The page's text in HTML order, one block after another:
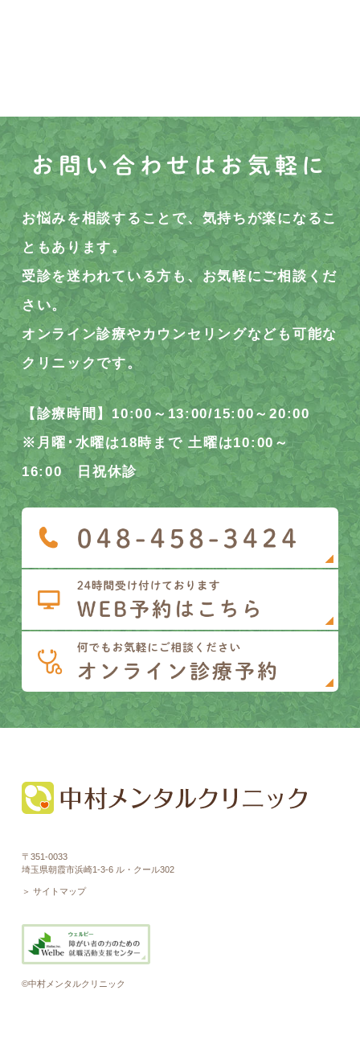
お問い合わせはお気軽に
お悩みを相談することで、気持ちが楽になるこ
ともあります。
受診を迷われている方も、お気軽にご相談くだ
さい。
オンライン診療やカウンセリングなども可能な
クリニックです。
【診療時間】10:00～13:00/15:00～20:00
※月曜･水曜は18時まで 土曜は10:00～
16:00 日祝休診
〒351-0033
埼玉県朝霞市浜崎1-3-6 ル・クール302
＞ サイトマップ
©中村メンタルクリニック